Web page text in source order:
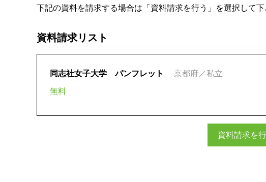
下記の資料を請求する場合は「資料請求を行う」を選択して下
資料請求リスト
同志社女子大学 パンフレット 京都府／私立
無料
資料請求を